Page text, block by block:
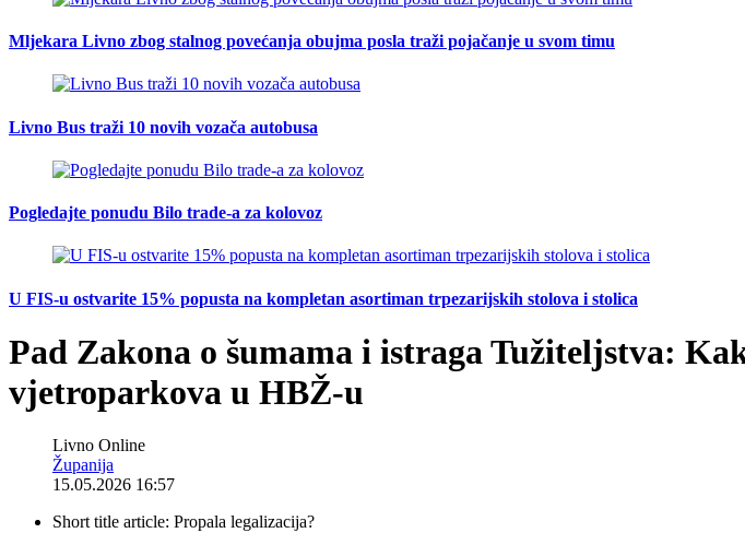
Mljekara Livno zbog stalnog povećanja obujma posla traži pojačanje u svom timu
Livno Bus traži 10 novih vozača autobusa
Pogledajte ponudu Bilo trade-a za kolovoz
U FIS-u ostvarite 15% popusta na kompletan asortiman trpezarijskih stolova i stolica
Pad Zakona o šumama i istraga Tužiteljstva:
vjetroparkova u HBŽ-u
Livno Online
Županija
15.05.2026 16:57
Short title article: Propala legalizacija?